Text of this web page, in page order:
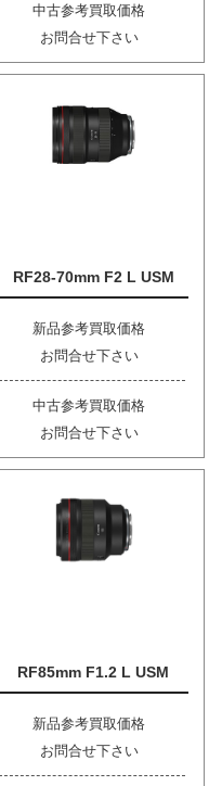
中古参考買取価格
お問合せ下さい
RF28-70mm F2 L USM
新品参考買取価格
お問合せ下さい
中古参考買取価格
お問合せ下さい
RF85mm F1.2 L USM
新品参考買取価格
お問合せ下さい